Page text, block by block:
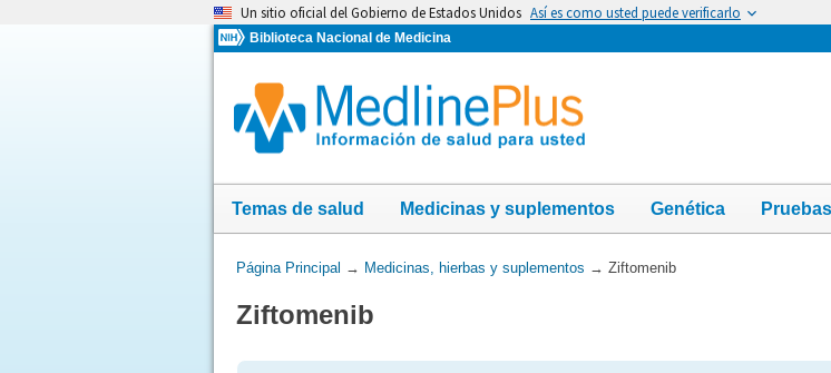
Un sitio oficial del Gobierno de Estados Unidos Así es como usted puede verificarlo
Biblioteca Nacional de Medicina
Temas de salud Medicinas y suplementos Genética
Usted
aquí:
Página Principal → Medicinas, hierbas y suplementos → Ziftomenib
Ziftomenib